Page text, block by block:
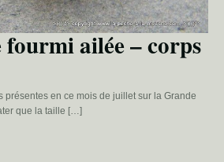
ailée – corps
présentes en ce mois de juillet sur la Grande
que la taille […]